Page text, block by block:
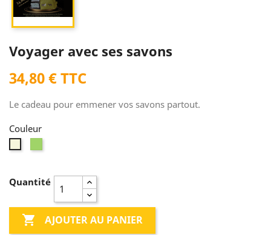
Voyager avec ses savons
34,80 € TTC
Le cadeau pour emmener vos savons partout.
Couleur
Quantité
 AJOUTER AU PANIER